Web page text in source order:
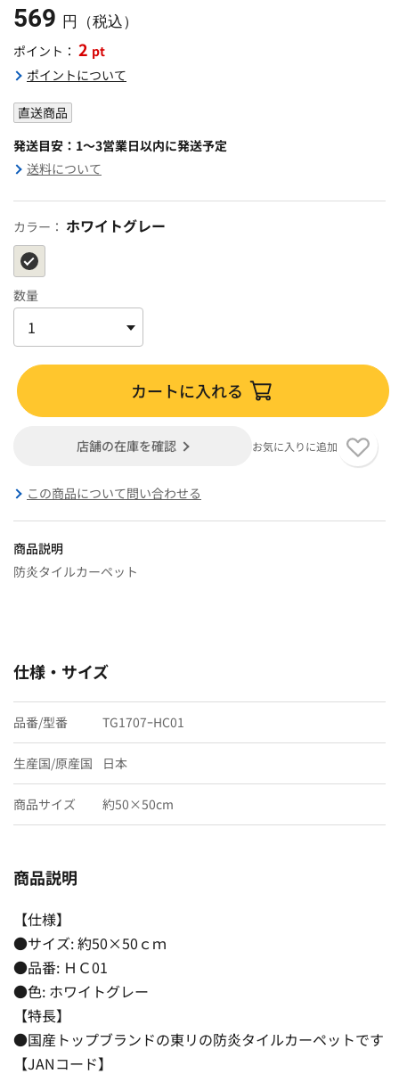
569 円（税込）
ポイント： 2 pt
ポイントについて
直送商品
発送目安：1～3営業日以内に発送予定
送料について
カラー： ホワイトグレー
数量
カートに入れる
店舗の在庫を確認 お気に入りに追加
この商品について問い合わせる
商品説明
防炎タイルカーペット
仕様・サイズ
品番/型番 TG1707ｰHC01
生産国/原産国 日本
商品サイズ 約50×50cm
商品説明
【仕様】
●サイズ: 約50×50ｃｍ
●品番: ＨＣ01
●色: ホワイトグレー
【特長】
●国産トップブランドの東リの防炎タイルカーペットです
【JANコード】